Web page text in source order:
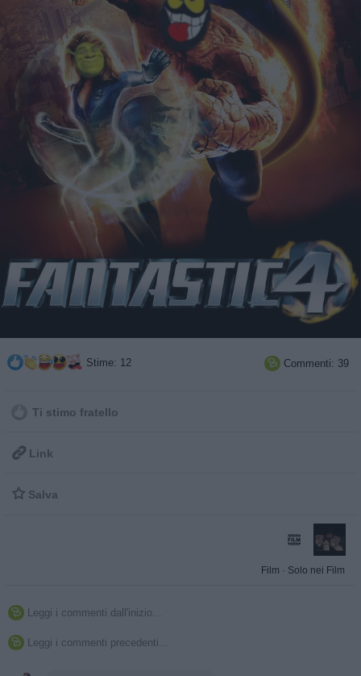
Stime: 12  Commenti: 39
Ti stimo fratello
 Link
 Salva
Film · Solo nei Film
 Leggi i commenti dall'inizio...
 Leggi i commenti precedenti...